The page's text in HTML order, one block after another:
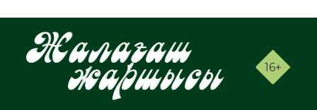
16+